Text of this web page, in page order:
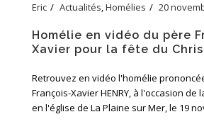
Eric Actualités,Homélies 20
Homélie en vidéo du père
Xavier pour la fête du
Retrouvez en vidéo l'homélie
François-Xavier HENRY, à l'occasion de
en l'église de La Plaine sur Mer, le 19